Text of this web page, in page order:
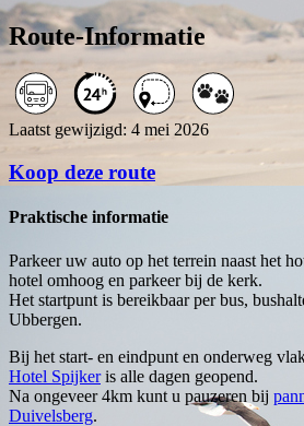
Route-Informatie
Laatst gewijzigd: 4 mei 2026
Koop deze route
Praktische informatie
Parkeer uw auto op het terrein naast het
hotel omhoog en parkeer bij de kerk.
Het startpunt is bereikbaar per bus,
Ubbergen.
Bij het start- en eindpunt en onderweg
Hotel Spijkeris alle dagen geopend.
Na ongeveer 4km kunt u pauzeren bij
Duivelsberg.